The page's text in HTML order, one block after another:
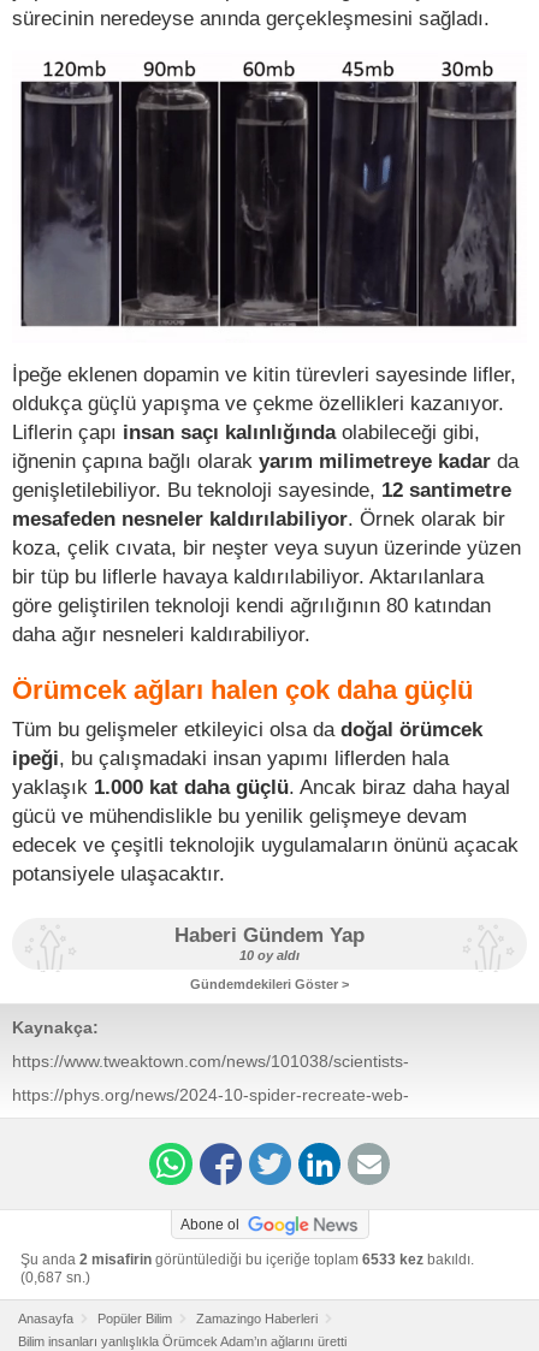
sürecinin neredeyse anında gerçekleşmesini sağladı.
İpeğe eklenen dopamin ve kitin türevleri sayesinde lifler,
oldukça güçlü yapışma ve çekme özellikleri kazanıyor.
Liflerin çapı insan saçı kalınlığındaolabileceği gibi,
iğnenin çapına bağlı olarak yarım milimetreye kadar da
genişletilebiliyor. Bu teknoloji sayesinde, 12 santimetre
mesafeden nesneler kaldırılabiliyor. Örnek olarak bir
koza, çelik cıvata, bir neşter veya suyun üzerinde yüzen
bir tüp bu liflerle havaya kaldırılabiliyor. Aktarılanlara
göre geliştirilen teknoloji kendi ağrılığının 80 katından
daha ağır nesneleri kaldırabiliyor.
Örümcek ağları halen çok daha güçlü
Tüm bu gelişmeler etkileyici olsa da doğal örümcek
ipeği, bu çalışmadaki insan yapımı liflerden hala
yaklaşık 1.000 kat daha güçlü. Ancak biraz daha hayal
gücü ve mühendislikle bu yenilik gelişmeye devam
edecek ve çeşitli teknolojik uygulamaların önünü açacak
potansiyele ulaşacaktır.
Haberi Gündem Yap
10 oy aldı
Gündemdekileri Göster >
Kaynakça:
https://www.tweaktown.com/news/101038/scientists-
man-web-fluid/index.html
https://phys.org/news/2024-10-spider-recreate-web-
technology.html
Abone ol
Şu anda 2 misafirin görüntülediği bu içeriğe toplam 6533 kez bakıldı.
(0,687 sn.)
Anasayfa Popüler Bilim
Zamazingo Haberleri
Bilim insanları yanlışlıkla Örümcek Adam’ın ağlarını üretti